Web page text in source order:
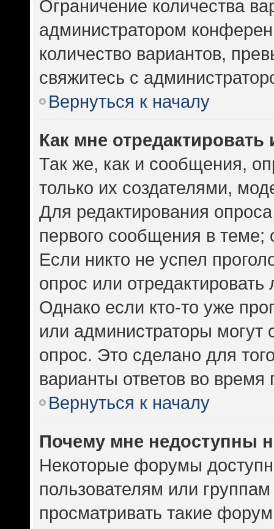
Ограничение количества
администратором
количество вариантов,
свяжитесь с
Вернуться к началу
Как мне
Так же, как и сообщения,
только их создателями,
Для редактирования
первого сообщения в теме;
Если никто не успел
опрос или
Однако если кто-то уже
или администраторы могут
опрос. Это сделано для
варианты ответов во время
Вернуться к началу
Почему мне недоступны
Некоторые форумы
пользователям или
просматривать такие